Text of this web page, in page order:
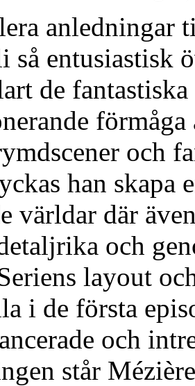
anledningar
så entusiastisk
de
och
han skapa
världar där
och
layout
i de första
och
står